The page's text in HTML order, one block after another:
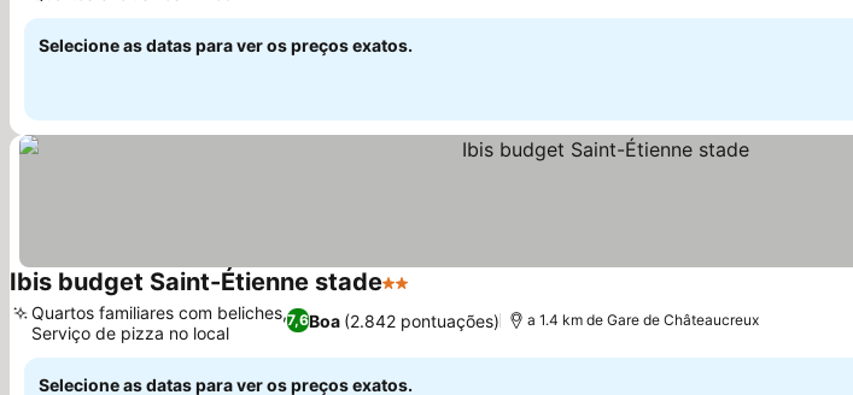
Selecione as datas para ver os preços exatos.
Ibis budget Saint-Étienne stade2 Estrelas
7,6Boa (2.842 pontuações)
Quartos familiares com beliches,
Serviço de pizza no local
a 1.4 km de Gare de Châteaucreux
Selecione as datas para ver os preços exatos.